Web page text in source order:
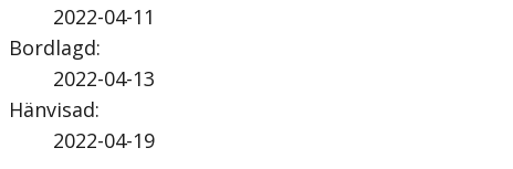
2022-04-11
Bordlagd:
2022-04-13
Hänvisad:
2022-04-19